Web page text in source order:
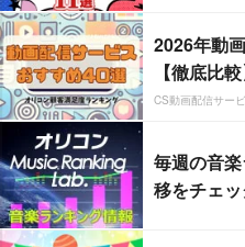
2026年動
【徹底比較
CS動画配信サー
毎週の音
移をチェッ